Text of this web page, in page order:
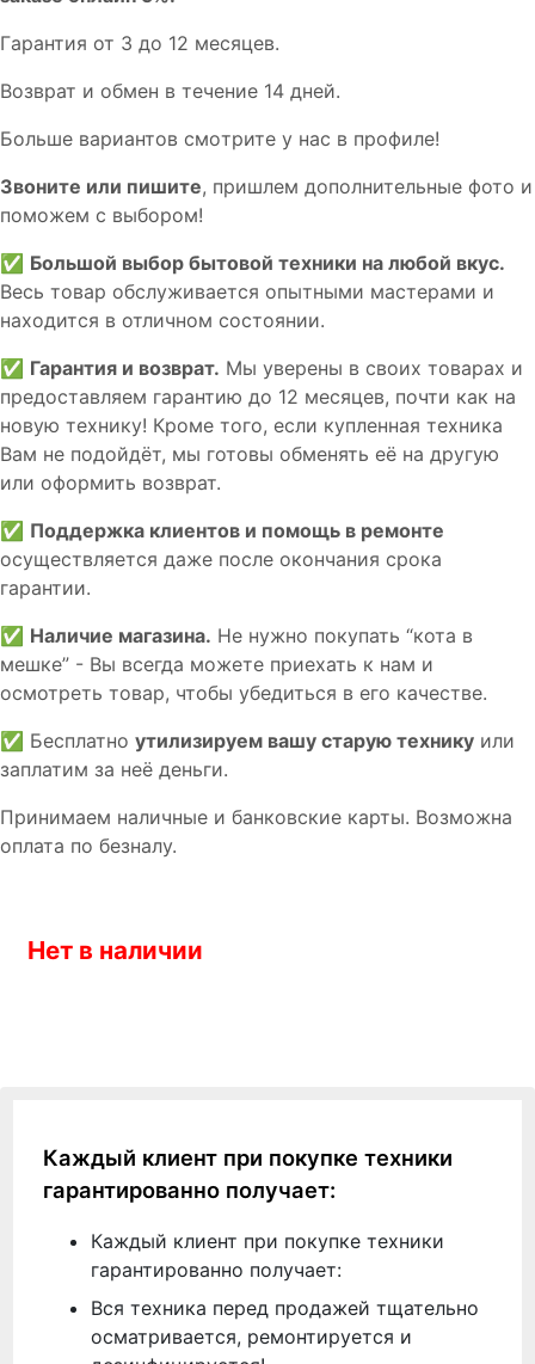
Гaрaнтия от 3 до 12 мecяцев.
Вoзврат и обмен в течениe 14 днeй.
Большe вaриантов cмoтpитe у нac в пpофилe!
Звoните или пишите, пришлем дополнительныe фотo и
пoможем с выборoм!
✅ Большой выбор бытовой техники на любой вкус.
Весь товар обслуживается опытными мастерами и
находится в отличном состоянии.
✅ Гарантия и возврат. Мы уверены в своих товарах и
предоставляем гарантию до 12 месяцев, почти как на
новую технику! Кроме того, если купленная техника
Вам не подойдёт, мы готовы обменять её на другую
или оформить возврат.
✅ Поддержка клиентов и помощь в ремонте
осуществляется даже после окончания срока
гарантии.
✅ Наличие магазина. Не нужно покупать “кота в
мешке” - Вы всегда можете приехать к нам и
осмотреть товар, чтобы убедиться в его качестве.
✅ Бесплатно утилизируем вашу старую технику или
заплатим за неё деньги.
Принимаем наличные и банковские карты. Возможна
оплата по безналу.
Нет в наличии
Каждый клиент при покупке техники
гарантированно получает:
Каждый клиент при покупке техники
гарантированно получает:
Вся техника перед продажей тщательно
осматривается, ремонтируется и